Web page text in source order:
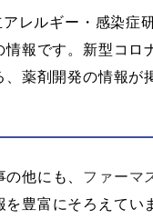
レルギー・感染症
情報です。新型コロ
薬剤開発の情報が
他にも、 ファーマ
を豊富にそろえてい